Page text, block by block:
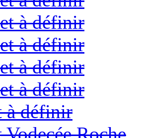
à définir
à définir
à définir
à définir
à définir